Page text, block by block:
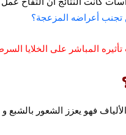
تجنب أعراضه المزعجة؟
المباشر على الخلايا
فهو يعزز الشعور بالشبع